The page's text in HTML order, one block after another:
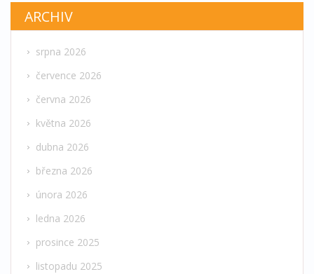
ARCHIV
srpna 2026
července 2026
června 2026
května 2026
dubna 2026
března 2026
února 2026
ledna 2026
prosince 2025
listopadu 2025